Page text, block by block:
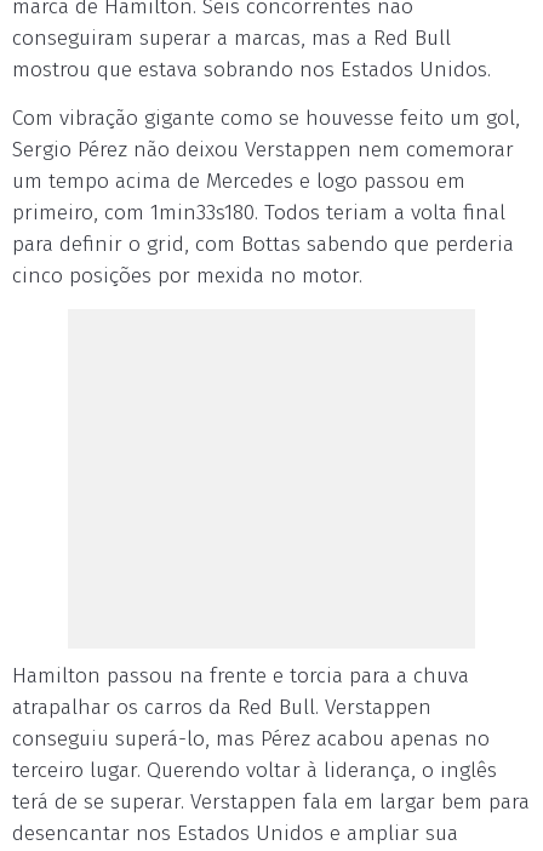
marca de Hamilton. Seis concorrentes não
conseguiram superar a marcas, mas a Red Bull
mostrou que estava sobrando nos Estados Unidos.
Com vibração gigante como se houvesse feito um gol,
Sergio Pérez não deixou Verstappen nem comemorar
um tempo acima de Mercedes e logo passou em
primeiro, com 1min33s180. Todos teriam a volta final
para definir o grid, com Bottas sabendo que perderia
cinco posições por mexida no motor.
Hamilton passou na frente e torcia para a chuva
atrapalhar os carros da Red Bull. Verstappen
conseguiu superá-lo, mas Pérez acabou apenas no
terceiro lugar. Querendo voltar à liderança, o inglês
terá de se superar. Verstappen fala em largar bem para
desencantar nos Estados Unidos e ampliar sua